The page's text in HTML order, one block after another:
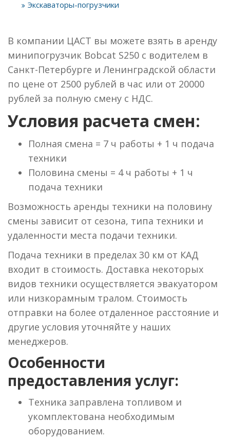
Экскаваторы-погрузчики
В компании ЦАСТ вы можете взять в аренду
минипогрузчик Bobcat S250 с водителем в
Санкт-Петербурге и Ленинградской области
по цене от 2500 рублей в час или от 20000
рублей за полную смену с НДС.
Условия расчета смен:
Полная смена = 7 ч работы + 1 ч подача
техники
Половина смены = 4 ч работы + 1 ч
подача техники
Возможность аренды техники на половину
смены зависит от сезона, типа техники и
удаленности места подачи техники.
Подача техники в пределах 30 км от КАД
входит в стоимость. Доставка некоторых
видов техники осуществляется эвакуатором
или низкорамным тралом. Стоимость
отправки на более отдаленное расстояние и
другие условия уточняйте у наших
менеджеров.
Особенности
предоставления услуг:
Техника заправлена топливом и
укомплектована необходимым
оборудованием.